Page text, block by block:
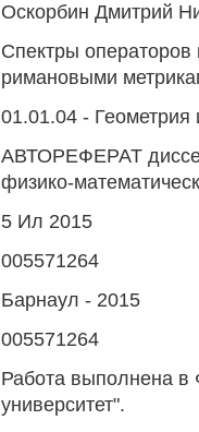
Оскорбин Дмитрий
Спектры
римановыми
01.01.04 - Геометрия
АВТОРЕФЕРАТ
физико-
5 Ил 2015
005571264
Барнаул - 2015
005571264
Работа выполнена в
университет".